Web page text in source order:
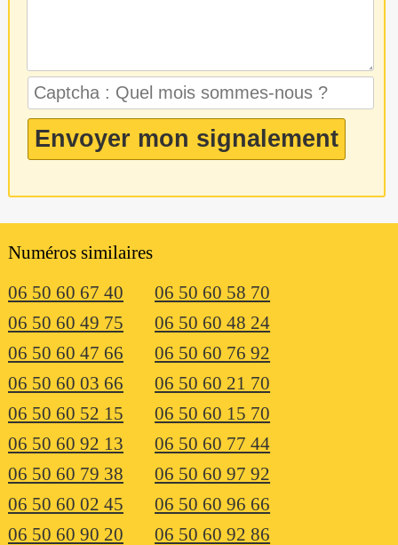
Numéros similaires
06 50 60 67 40
06 50 60 58 70
06 50 60 49 75
06 50 60 48 24
06 50 60 47 66
06 50 60 76 92
06 50 60 03 66
06 50 60 21 70
06 50 60 52 15
06 50 60 15 70
06 50 60 92 13
06 50 60 77 44
06 50 60 79 38
06 50 60 97 92
06 50 60 02 45
06 50 60 96 66
06 50 60 90 20
06 50 60 92 86